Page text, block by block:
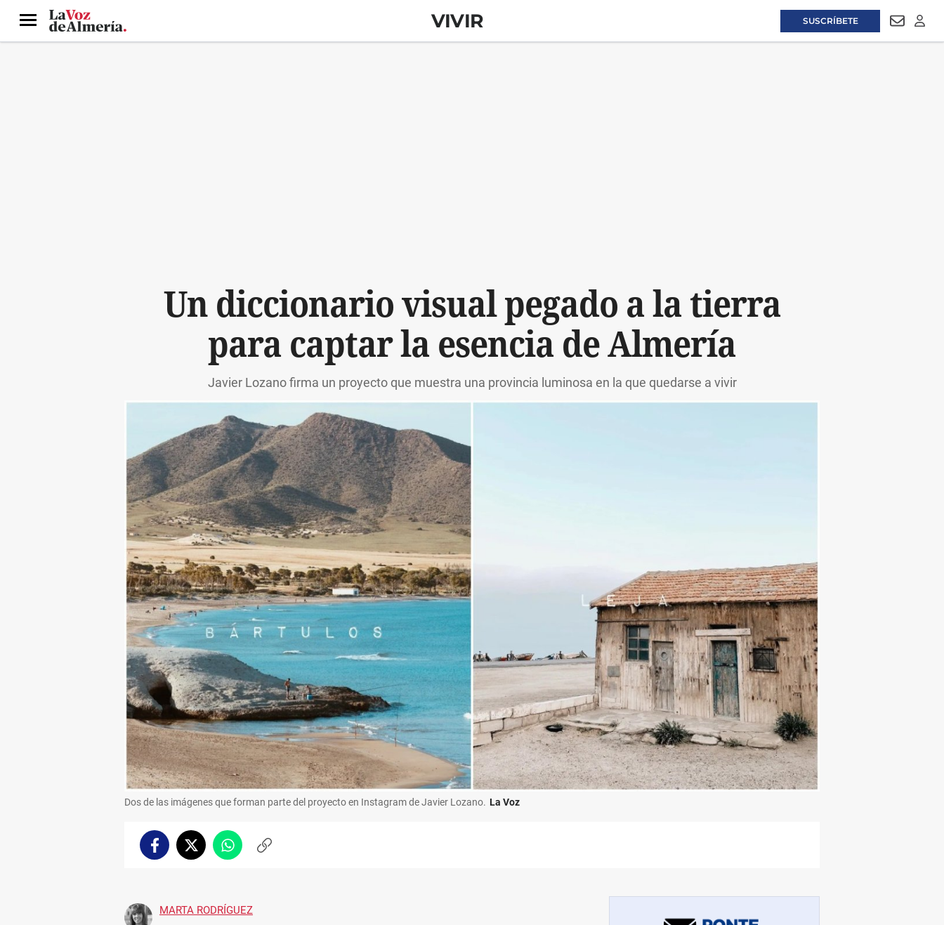
SUSCRÍBETE
Menú VIVIR
Un diccionario visual pegado a la tierra
para captar la esencia de Almería
Javier Lozano firma un proyecto que muestra una provincia luminosa en la que quedarse a vivir
Dos de las imágenes que forman parte del proyecto en Instagram de Javier Lozano. La Voz
FacebookTwitterWhatsappCopiar
MARTA RODRÍGUEZ